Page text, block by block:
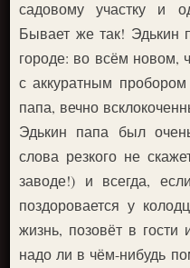
садовому участку и
Бывает же так! Эдькин
городе: во всём новом,
с аккуратным
папа, вечно
Эдькин папа был
слова резкого не
заводе!) и всегда,
поздоровается у
жизнь, позовёт в
надо ли в чём-нибудь